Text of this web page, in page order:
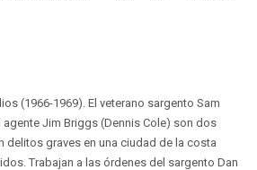
(1966-1969). El veterano sargento Sam
Jim Briggs (Dennis Cole) son dos
delitos graves en una ciudad de la costa
Trabajan a las órdenes del sargento Dan